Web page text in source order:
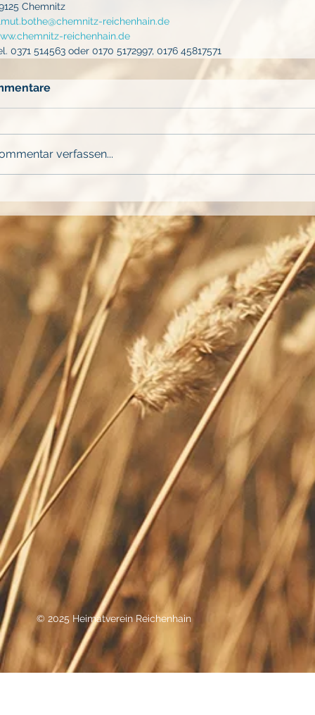
Chemnitz
reichenhain.de
reichenhain.de
0371 514563 oder 0170 5172997, 0176 45817571
verfassen...
© 2025 Heimatverein Reichenhain